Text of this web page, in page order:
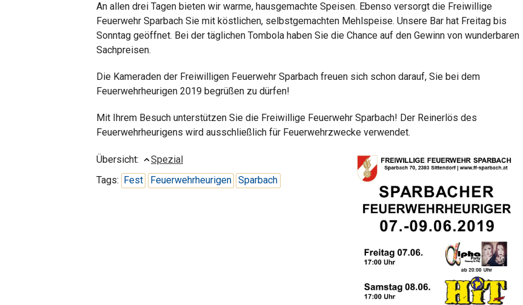
An allen drei Tagen bieten wir warme, hausgemachte Speisen. Ebenso versorgt die Freiwillige
Feuerwehr Sparbach Sie mit köstlichen, selbstgemachten Mehlspeise. Unsere Bar hat Freitag bis
Sonntag geöffnet. Bei der täglichen Tombola haben Sie die Chance auf den Gewinn von wunderbaren
Sachpreisen.
Die Kameraden der Freiwilligen Feuerwehr Sparbach freuen sich schon darauf, Sie bei dem
Feuerwehrheurigen 2019 begrüßen zu dürfen!
Mit Ihrem Besuch unterstützen Sie die Freiwillige Feuerwehr Sparbach! Der Reinerlös des
Feuerwehrheurigens wird ausschließlich für Feuerwehrzwecke verwendet.
Übersicht:
Spezial
Tags:
Fest Feuerwehrheurigen Sparbach